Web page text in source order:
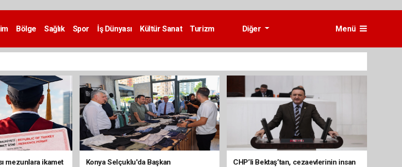
Bölge Sağlık Spor İş Dünyası Kültür Sanat
Turizm
Diğer Menü
mezunlara ikamet
Konya Selçuklu'da Başkan
CHP’li Bektaş’tan, cezaevlerinin insan